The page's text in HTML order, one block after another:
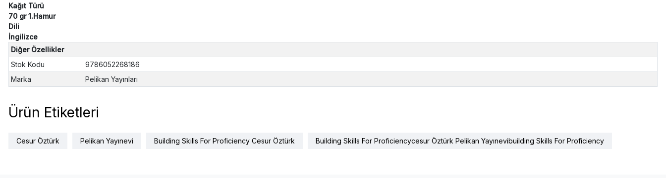
Kağıt Türü
70 gr 1.Hamur
Dili
İngilizce
Diğer Özellikler
Stok Kodu
9786052268186
Marka
Pelikan Yayınları
Ürün Etiketleri
Cesur Öztürk Pelikan Yayınevi Building Skills For Proficiency Cesur Öztürk Building Skills For Proficiencycesur Öztürk Pelikan Yayınevibuilding Skills For Proficiency